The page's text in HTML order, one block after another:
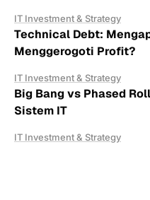
IT Investment & Strategy
Technical Debt:
Menggerogoti Profit?
IT Investment & Strategy
Big Bang vs Phased
Sistem IT
IT Investment & Strategy